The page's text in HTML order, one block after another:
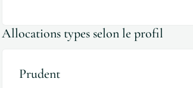
Allocations types selon le profil
Prudent